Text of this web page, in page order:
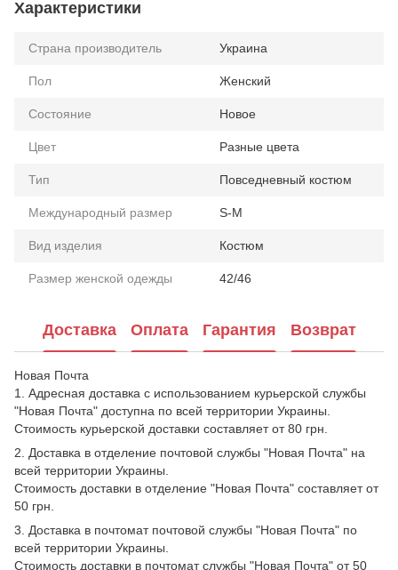
Характеристики
Страна производитель Украина
Пол Женский
Состояние Новое
Цвет Разные цвета
Тип Повседневный костюм
Международный размер S-M
Вид изделия Костюм
Размер женской одежды 42/46
Доставка Оплата Гарантия Возврат
Новая Почта
1. Адресная доставка с использованием курьерской службы
"Новая Почта" доступна по всей территории Украины.
Стоимость курьерской доставки составляет от 80 грн.
2. Доставка в отделение почтовой службы "Новая Почта" на
всей территории Украины.
Стоимость доставки в отделение "Новая Почта" составляет от
50 грн.
3. Доставка в почтомат почтовой службы "Новая Почта" по
всей территории Украины.
Стоимость доставки в почтомат службы "Новая Почта" от 50